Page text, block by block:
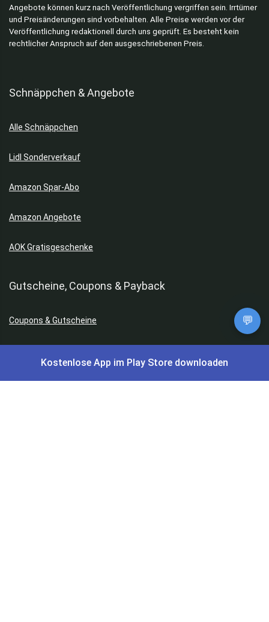
Angebote können kurz nach Veröffentlichung vergriffen sein. Irrtümer
und Preisänderungen sind vorbehalten. Alle Preise werden vor der
Veröffentlichung redaktionell durch uns geprüft. Es besteht kein
rechtlicher Anspruch auf den ausgeschriebenen Preis.
Schnäppchen & Angebote
Alle Schnäppchen
Lidl Sonderverkauf
Amazon Spar-Abo
Amazon Angebote
AOK Gratisgeschenke
Gutscheine, Coupons & Payback
Coupons & Gutscheine
Aral Payback Coupons
💬
Kostenlose App im Play Store downloaden